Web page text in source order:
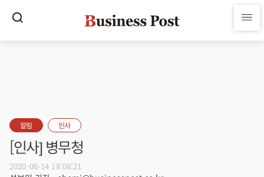
알림 인사
[인사] 병무청
2020-06-14 18:08:21